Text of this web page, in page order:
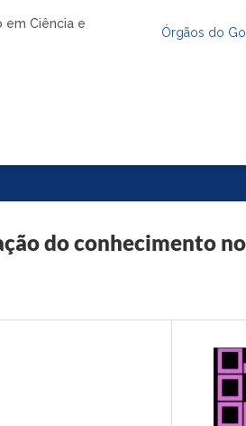
em Ciência e
Órgãos do
do conhecimento